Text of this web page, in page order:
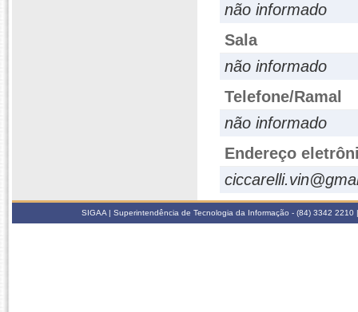
não informado
Sala
não informado
Telefone/Ramal
não informado
Endereço
SIGAA | Superintendência de Tecnologia da Informação - (84) 3342